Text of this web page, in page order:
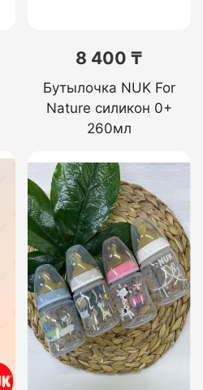
8 400 ₸
Бутылочка NUK For
Nature силикон 0+
260мл